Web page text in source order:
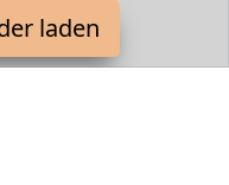
laden
garantiert extra